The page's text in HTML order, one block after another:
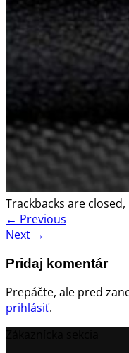
Trackbacks are
← Previous
Next →
Pridaj komentár
Prepáčte, ale pred
prihlásiť.